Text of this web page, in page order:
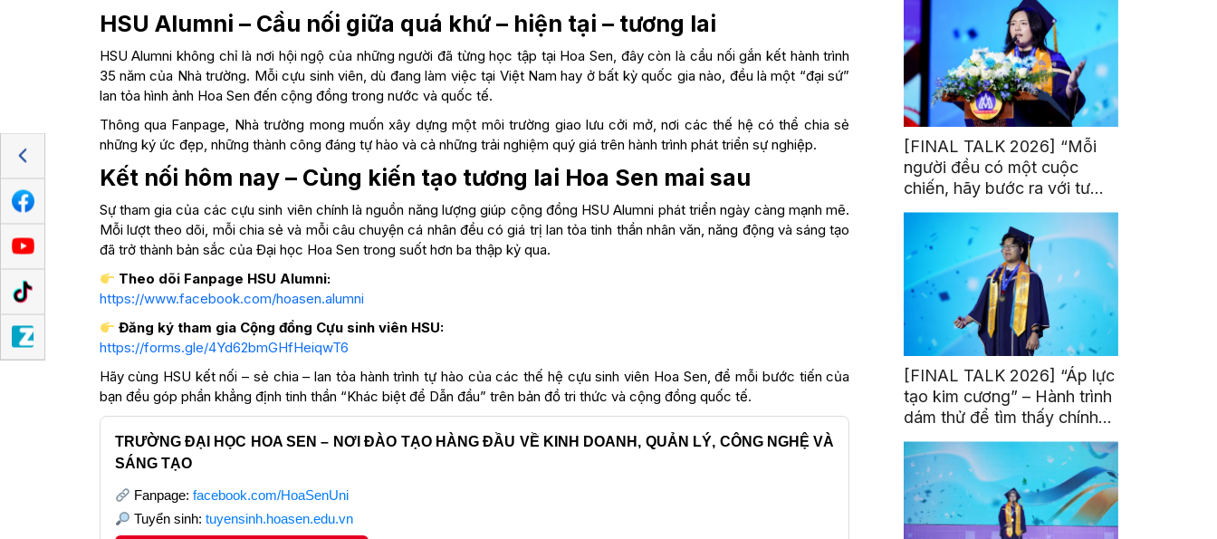
HSU Alumni – Cầu nối giữa quá khứ – hiện tại – tương lai
HSU Alumni không chỉ là nơi hội ngộ của những người đã từng học tập tại Hoa Sen, đây còn là cầu nối gắn kết hành trình
35 năm của Nhà trường. Mỗi cựu sinh viên, dù đang làm việc tại Việt Nam hay ở bất kỳ quốc gia nào, đều là một “đại sứ”
lan tỏa hình ảnh Hoa Sen đến cộng đồng trong nước và quốc tế.
Thông qua Fanpage, Nhà trường mong muốn xây dựng một môi trường giao lưu cởi mở, nơi các thế hệ có thể chia sẻ
những ký ức đẹp, những thành công đáng tự hào và cả những trải nghiệm quý giá trên hành trình phát triển sự nghiệp.
Kết nối hôm nay – Cùng kiến tạo tương lai Hoa Sen mai sau
Sự tham gia của các cựu sinh viên chính là nguồn năng lượng giúp cộng đồng HSU Alumni phát triển ngày càng mạnh mẽ.
Mỗi lượt theo dõi, mỗi chia sẻ và mỗi câu chuyện cá nhân đều có giá trị lan tỏa tinh thần nhân văn, năng động và sáng tạo
đã trở thành bản sắc của Đại học Hoa Sen trong suốt hơn ba thập kỷ qua.
Theo dõi Fanpage HSU Alumni:
https://www.facebook.com/hoasen.alumni
Đăng ký tham gia Cộng đồng Cựu sinh viên HSU:
https://forms.gle/4Yd62bmGHfHeiqwT6
Hãy cùng HSU kết nối – sẻ chia – lan tỏa hành trình tự hào của các thế hệ cựu sinh viên Hoa Sen, để mỗi bước tiến của
bạn đều góp phần khẳng định tinh thần “Khác biệt để Dẫn đầu” trên bản đồ tri thức và cộng đồng quốc tế.
TRƯỜNG ĐẠI HỌC HOA SEN – NƠI ĐÀO TẠO HÀNG ĐẦU VỀ KINH DOANH, QUẢN LÝ, CÔNG NGHỆ VÀ
SÁNG TẠO
Fanpage: facebook.com/HoaSenUni
Tuyển sinh: tuyensinh.hoasen.edu.vn
[FINAL TALK 2026] “Mỗi
người đều có một cuộc
chiến, hãy bước ra với tư
thế của người chiến thắng”
[FINAL TALK 2026] “Áp lực
tạo kim cương” – Hành trình
dám thử để tìm thấy chính
mình